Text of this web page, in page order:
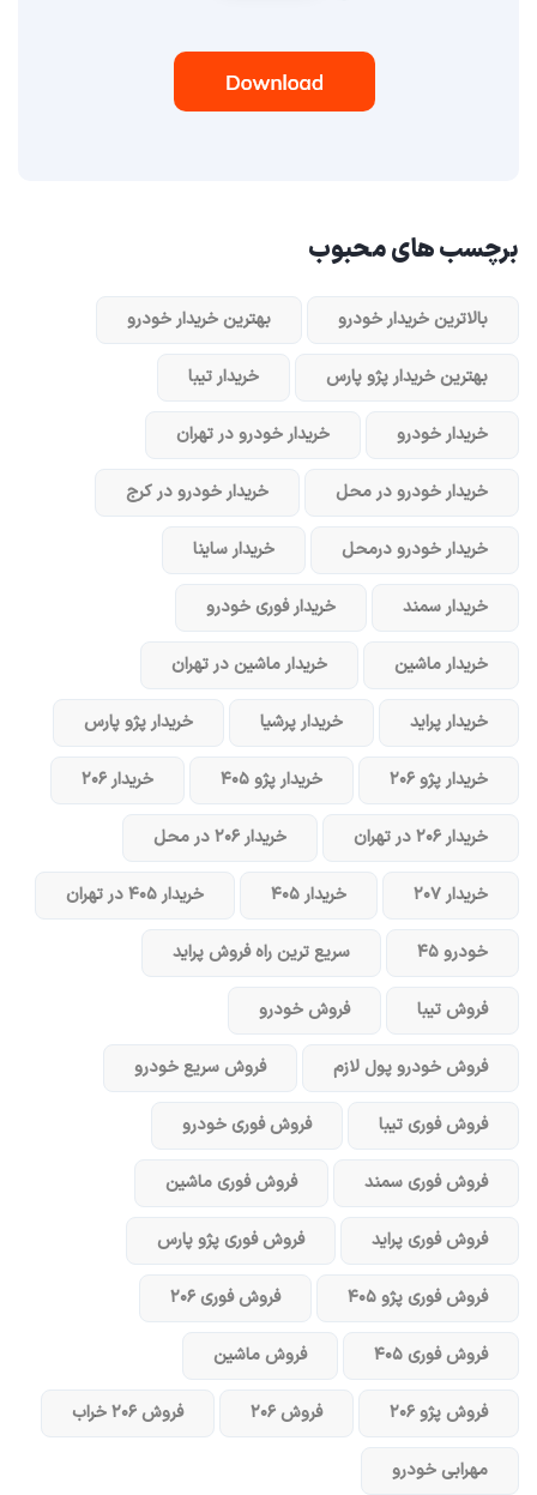
برچسب های محبوب
بالاترین خریدار خودرو بهترین خریدار خودرو
بهترین خریدار پژو پارس خریدار تیبا
خریدار خودرو خریدار خودرو در تهران
خریدار خودرو در محل خریدار خودرو در کرج
خریدار خودرو در‌محل خریدار ساینا
خریدار سمند خریدار فوری خودرو
خریدار ماشین خریدار ماشین در تهران
خریدار پراید خریدار پرشیا خریدار پژو پارس
خریدار پژو ۲۰۶ خریدار پژو ۴۰۵ خریدار ۲۰۶
خریدار ۲۰۶ در تهران خریدار ۲۰۶ در محل
خریدار ۲۰۷ خریدار ۴۰۵ خریدار ۴۰۵ در تهران
خودرو ۴۵ سریع ترین راه فروش پراید
فروش تیبا فروش خودرو
فروش خودرو پول لازم فروش سریع خودرو
فروش فوری تیبا فروش فوری خودرو
فروش فوری سمند فروش فوری ماشین
فروش فوری پراید فروش فوری پژو پارس
فروش فوری پژو ۴۰۵ فروش فوری ۲۰۶
فروش فوری ۴۰۵ فروش ماشین
فروش پژو ۲۰۶ فروش ۲۰۶ فروش ۲۰۶ خراب
مهرابی خودرو